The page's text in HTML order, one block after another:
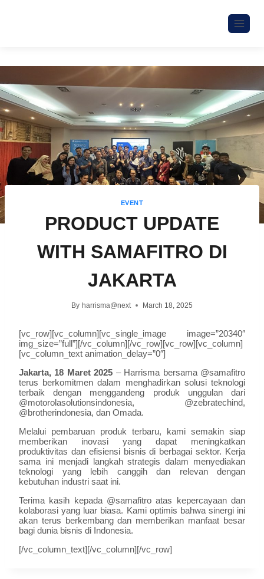
EVENT
PRODUCT UPDATE
WITH SAMAFITRO DI
JAKARTA
By harrisma@next March 18, 2025
[vc_row][vc_column][vc_single_image image=”20340″
img_size=”full”][/vc_column][/vc_row][vc_row][vc_column]
[vc_column_text animation_delay=”0″]
Jakarta, 18 Maret 2025 – Harrisma bersama @samafitro
terus berkomitmen dalam menghadirkan solusi teknologi
terbaik dengan menggandeng produk unggulan dari
@motorolasolutionsindonesia, @zebratechind,
@brotherindonesia, dan Omada.
Melalui pembaruan produk terbaru, kami semakin siap
memberikan inovasi yang dapat meningkatkan
produktivitas dan efisiensi bisnis di berbagai sektor. Kerja
sama ini menjadi langkah strategis dalam menyediakan
teknologi yang lebih canggih dan relevan dengan
kebutuhan industri saat ini.
Terima kasih kepada @samafitro atas kepercayaan dan
kolaborasi yang luar biasa. Kami optimis bahwa sinergi ini
akan terus berkembang dan memberikan manfaat besar
bagi dunia bisnis di Indonesia.
[/vc_column_text][/vc_column][/vc_row]